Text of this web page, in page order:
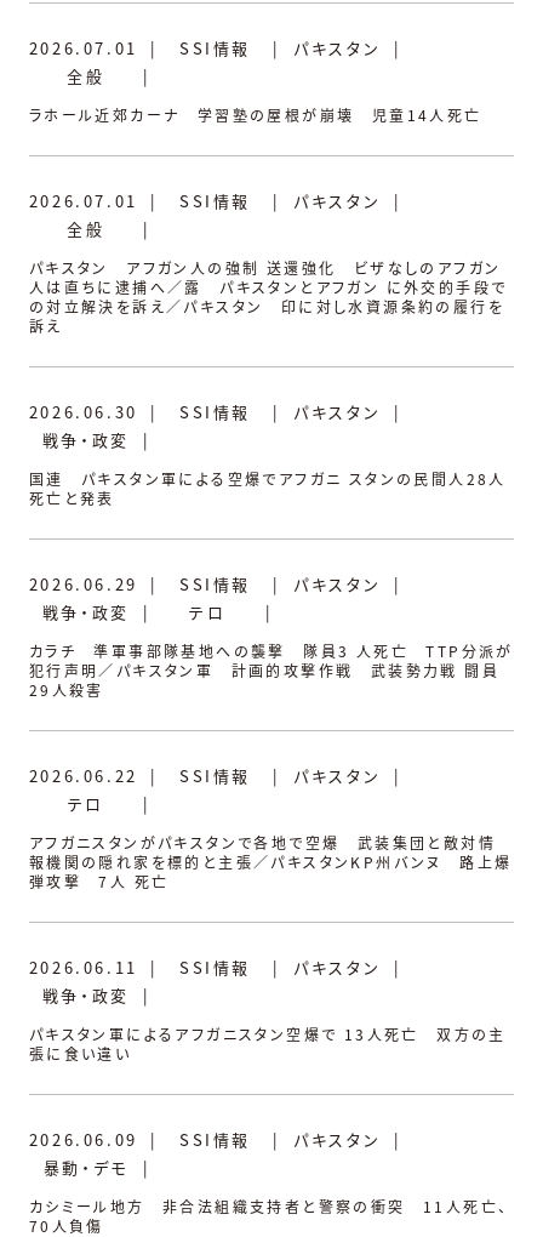
2026.07.01 | SSI情報 | パキスタン
|
全般
|
ラホール近郊カーナ 学習塾の屋根が崩壊 児童14人死亡
2026.07.01 | SSI情報 | パキスタン
|
全般
|
パキスタン アフガン人の強制 送還強化 ビザなしのアフガン
人は直ちに逮捕へ／露 パキスタンとアフガン に外交的手段で
の対立解決を訴え／パキスタン 印に対し水資源条約の履行を
訴え
2026.06.30 | SSI情報 | パキスタン
|
戦争・政変
|
国連 パキスタン軍による空爆でアフガニ スタンの民間人28人
死亡と発表
2026.06.29 | SSI情報 | パキスタン
|
戦争・政変
| テロ |
カラチ 準軍事部隊基地への襲撃 隊員3 人死亡 TTP分派が
犯行声明／パキスタン軍 計画的攻撃作戦 武装勢力戦 闘員
29人殺害
2026.06.22 | SSI情報 | パキスタン
|
テロ
|
アフガニスタンがパキスタンで各地で空爆 武装集団と敵対情
報機関の隠れ家を標的と主張／パキスタンKP州バンヌ 路上爆
弾攻撃 7人 死亡
2026.06.11 | SSI情報 | パキスタン
|
戦争・政変
|
パキスタン軍によるアフガニスタン空爆で 13人死亡 双方の主
張に食い違い
2026.06.09 | SSI情報 | パキスタン
|
暴動・デモ
|
カシミール地方 非合法組織支持者と警察の衝突 11人死亡、
70人負傷